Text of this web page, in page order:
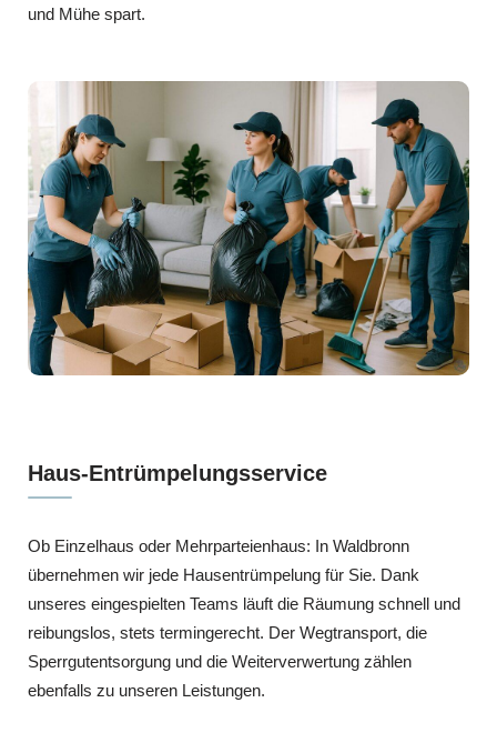
und Mühe spart.
Haus-Entrümpelungsservice
Ob Einzelhaus oder Mehrparteienhaus: In Waldbronn
übernehmen wir jede Hausentrümpelung für Sie. Dank
unseres eingespielten Teams läuft die Räumung schnell und
reibungslos, stets termingerecht. Der Wegtransport, die
Sperrgutentsorgung und die Weiterverwertung zählen
ebenfalls zu unseren Leistungen.